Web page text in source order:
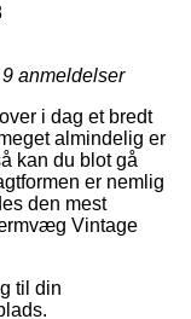
9 anmeldelser
i dag et bredt
almindelig er
kan du blot gå
er nemlig
den mest
Vintage
til din